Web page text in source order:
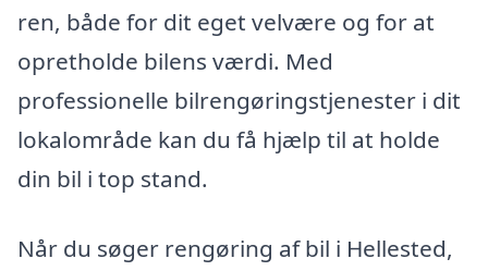
ren, både for dit eget velvære og for at
opretholde bilens værdi. Med
professionelle bilrengøringstjenester i dit
lokalområde kan du få hjælp til at holde
din bil i top stand.
Når du søger rengøring af bil i Hellested,